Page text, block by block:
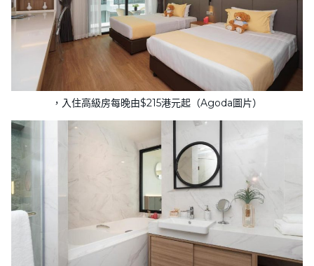
，入住高級房每晚由$215港元起（Agoda圖片）